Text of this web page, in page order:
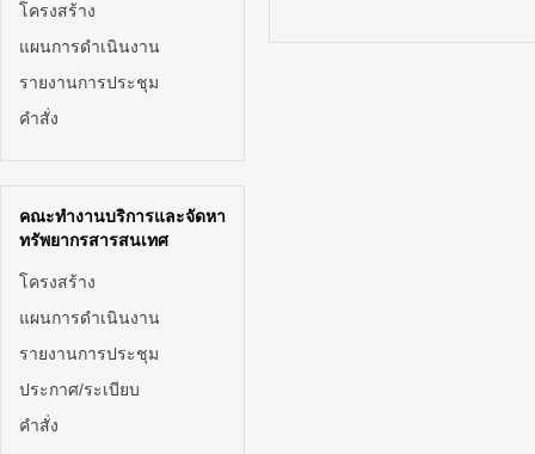
โครงสร้าง
แผนการดำเนินงาน
รายงานการประชุม
คำสั่ง
คณะทำงานบริการและจัดหา
ทรัพยากรสารสนเทศ
โครงสร้าง
แผนการดำเนินงาน
รายงานการประชุม
ประกาศ/ระเบียบ
คำสั่ง